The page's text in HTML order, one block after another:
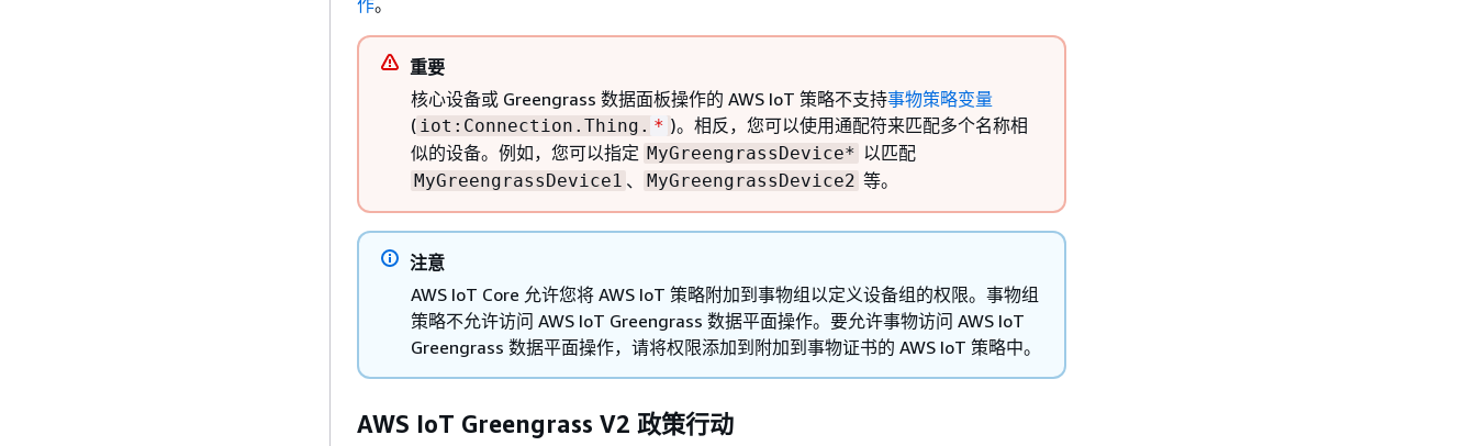
作。
重要
核心设备或 Greengrass 数据面板操作的 AWS IoT 策略不支持事物策略变量
( iot:Connection.Thing. * )。相反，您可以使用通配符来匹配多个名称相
似的设备。例如，您可以指定 MyGreengrassDevice* 以匹配
MyGreengrassDevice1 、 MyGreengrassDevice2 等。
注意
AWS IoT Core 允许您将 AWS IoT 策略附加到事物组以定义设备组的权限。事物组
策略不允许访问 AWS IoT Greengrass 数据平面操作。要允许事物访问 AWS IoT
Greengrass 数据平面操作，请将权限添加到附加到事物证书的 AWS IoT 策略中。
AWS IoT Greengrass V2 政策行动